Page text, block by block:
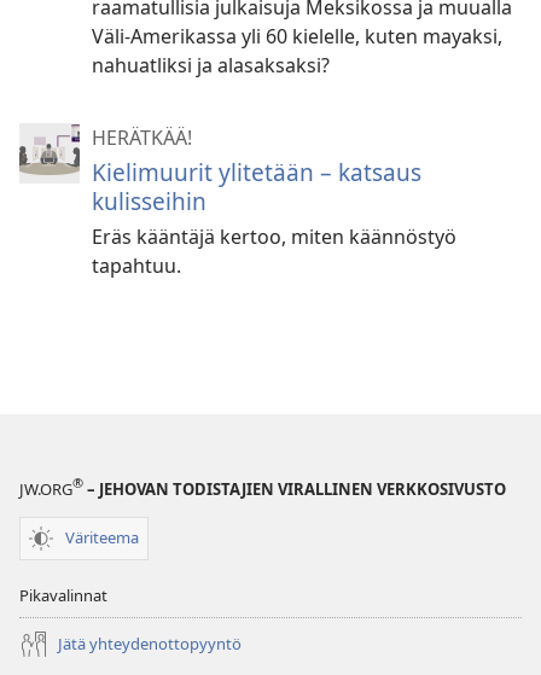
raamatullisia julkaisuja Meksikossa ja muualla
Väli-Amerikassa yli 60 kielelle, kuten mayaksi,
nahuatliksi ja alasaksaksi?
HERÄTKÄÄ!
Kielimuurit ylitetään – katsaus
kulisseihin
Eräs kääntäjä kertoo, miten käännöstyö
tapahtuu.
JW.ORG® – JEHOVAN TODISTAJIEN VIRALLINEN VERKKOSIVUSTO
Väriteema
Pikavalinnat
Jätä yhteydenottopyyntö